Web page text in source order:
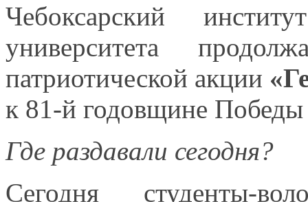
Чебоксарский
университета
патриотической акции
к 81-й годовщине
Где раздавали сегодня?
Сегодня студенты-